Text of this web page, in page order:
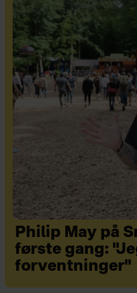
Philip May på
første gang:
forventninger"